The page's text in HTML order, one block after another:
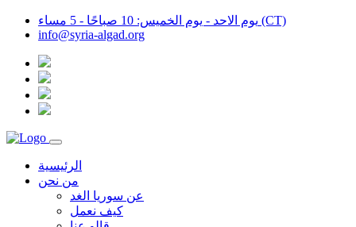
يوم الاحد - يوم الخميس: 10 صباحًا - 5 مساء (CT)
info@syria-algad.org
الرئيسية
من نحن
عن سوريا الغد
كيف نعمل